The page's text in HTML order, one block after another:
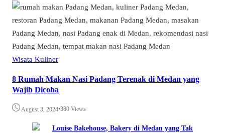
Wisata Kuliner
8 Rumah Makan Nasi Padang Terenak di Medan yang
Wajib Dicoba
August 3, 2024•380 Views
Louise Bakehouse, Bakery di Medan yang Tak